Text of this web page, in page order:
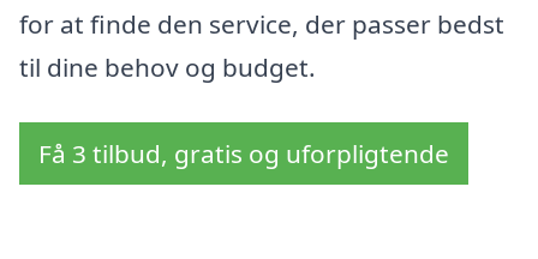
for at finde den service, der passer bedst
til dine behov og budget.
Få 3 tilbud, gratis og uforpligtende